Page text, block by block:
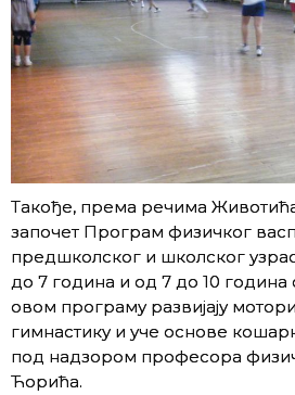
Такође, према речима
започет Програм физичког
предшколског и школског
до 7 година и од 7 до 10 година
овом програму развијају
гимнастику и уче основе
под надзором професора
Ћорића.